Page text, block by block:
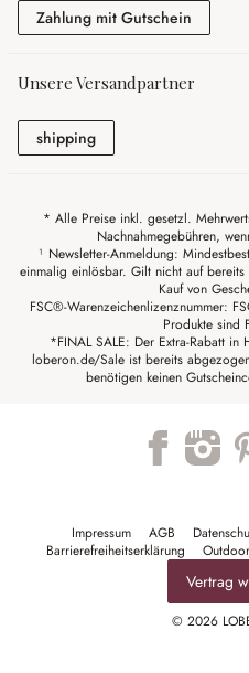
Zahlung mit Gutschein
Unsere Versandpartner
shippingshipping
* Alle Preise inkl. gesetzl.
Nachnahmegebühren,
¹ Newsletter-Anmeldung:
einmalig einlösbar. Gilt nicht auf
Kauf von
FSC®-Warenzeichenlizenznummer:
Produkte sind
*FINAL SALE: Der Extra-Rabatt
loberon.de/Sale ist bereits
benötigen keinen
Impressum AGB
Barrierefreiheitserklärung
Outdoor
Vertrag
© 2026